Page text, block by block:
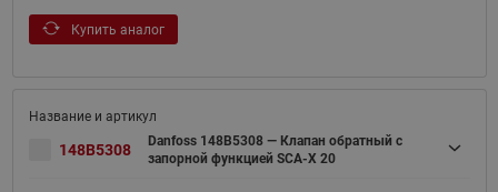
Купить аналог
148B5308
Danfoss 148B5308 — Клапан обратный с
запорной функцией SCA-X 20